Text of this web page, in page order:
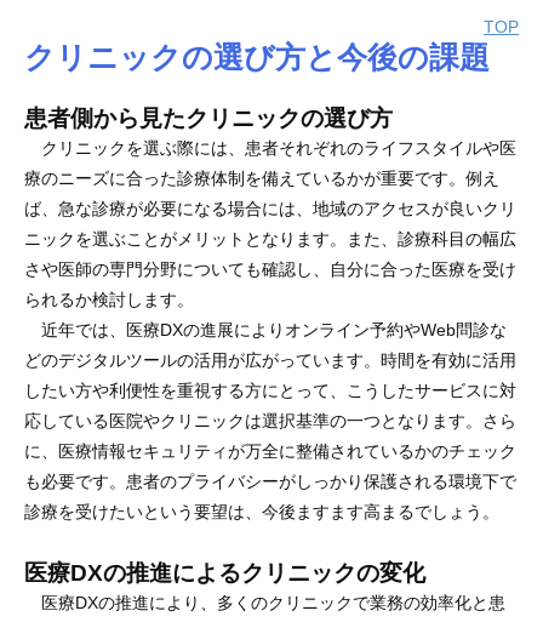
TOP
クリニックの選び方と今後の課題
患者側から見たクリニックの選び方
クリニックを選ぶ際には、患者それぞれのライフスタイルや医
療のニーズに合った診療体制を備えているかが重要です。例え
ば、急な診療が必要になる場合には、地域のアクセスが良いクリ
ニックを選ぶことがメリットとなります。また、診療科目の幅広
さや医師の専門分野についても確認し、自分に合った医療を受け
られるか検討します。
近年では、医療DXの進展によりオンライン予約やWeb問診な
どのデジタルツールの活用が広がっています。時間を有効に活用
したい方や利便性を重視する方にとって、こうしたサービスに対
応している医院やクリニックは選択基準の一つとなります。さら
に、医療情報セキュリティが万全に整備されているかのチェック
も必要です。患者のプライバシーがしっかり保護される環境下で
診療を受けたいという要望は、今後ますます高まるでしょう。
医療DXの推進によるクリニックの変化
医療DXの推進により、多くのクリニックで業務の効率化と患